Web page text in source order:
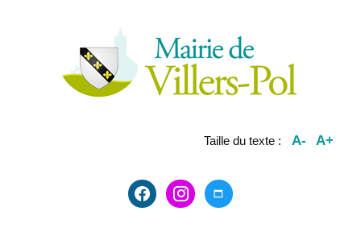
Taille du texte : A- A+
facebook2instagrammaximize